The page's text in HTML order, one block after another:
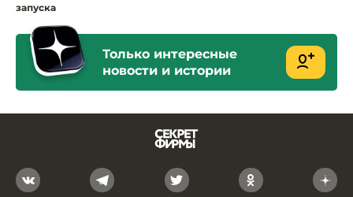
запуска
Только интересные
новости и истории